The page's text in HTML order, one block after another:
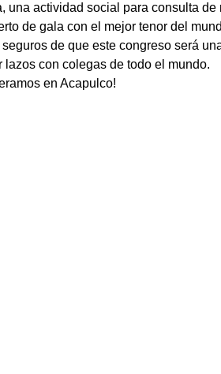
una actividad social para consulta
de gala con el mejor tenor del
seguros de que este congreso será
lazos con colegas de todo el mundo.
en Acapulco!